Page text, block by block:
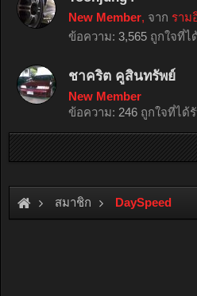
New Member, จาก ราม
ข้อความ: 3,565 ถูกใจที่ไ
ชาคริต คูสินทรัพย์
New Member
ข้อความ: 246 ถูกใจที่ได้
สมาชิก DaySpeed